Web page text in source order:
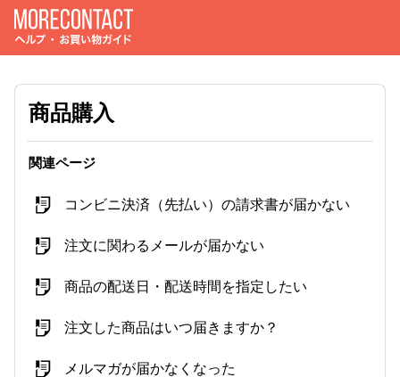
商品購入
関連ページ
コンビニ決済（先払い）の請求書が届かない
注文に関わるメールが届かない
商品の配送日・配送時間を指定したい
注文した商品はいつ届きますか？
メルマガが届かなくなった